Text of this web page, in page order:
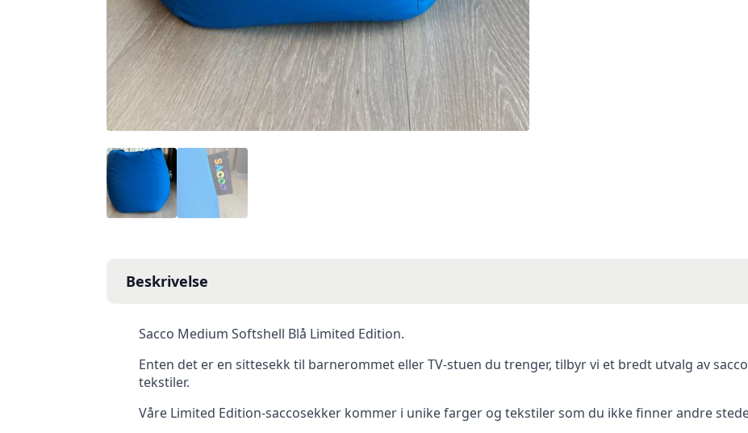
Beskrivelse
Sacco Medium Softshell Blå Limited Edition.
Enten det er en sittesekk til barnerommet eller TV-stuen du trenger, tilbyr vi et bredt utvalg av
tekstiler.
Våre Limited Edition-saccosekker kommer i unike farger og tekstiler som du ikke finner andre